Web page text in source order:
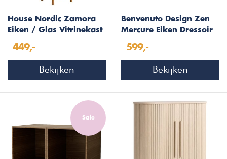
House Nordic Zamora
Eiken / Glas Vitrinekast
449,-
Bekijken
Benvenuto Design Zen
Mercure Eiken Dressoir
599,-
Bekijken
Sale